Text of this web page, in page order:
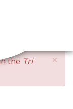
navigation
×
the Tri